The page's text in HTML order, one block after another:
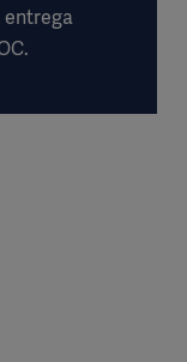
entrega